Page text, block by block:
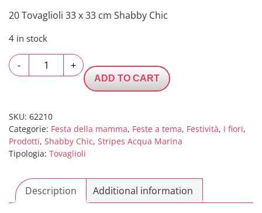
20 Tovaglioli 33 x 33 cm Shabby Chic
4 in stock
-
Tovaglioli
33
cm
Shabby
Chic
+
ADD TO CART
SKU: 62210
Categorie: Festa della mamma, Feste a tema, Festività, I fiori,
Prodotti, Shabby Chic, Stripes Acqua Marina
Tipologia: Tovaglioli
Description Additional information